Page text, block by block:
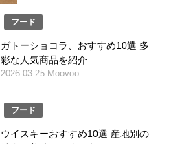
フード
ガトーショコラ、おすすめ10選 多
彩な人気商品を紹介
2026-03-25 Moovoo
フード
ウイスキーおすすめ10選 産地別の